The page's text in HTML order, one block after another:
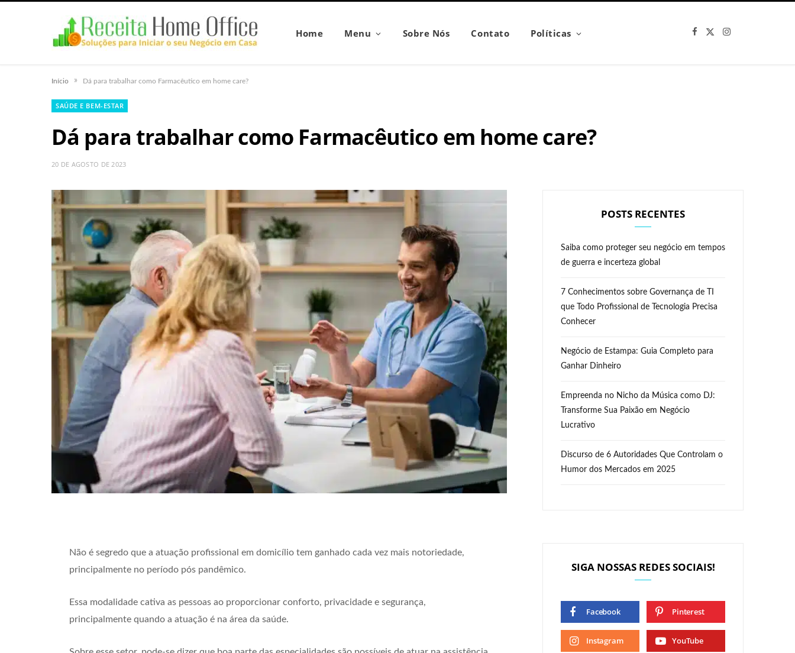
Home Menu Sobre Nós Contato Políticas
b
i
I
a
Início » Dá para trabalhar como Farmacêutico em home care?
SAÚDE E BEM-ESTAR
Dá para trabalhar como Farmacêutico em home care?
20 DE AGOSTO DE 2023
Não é segredo que a atuação profissional em domicílio tem ganhado cada vez mais notoriedade,
principalmente no período pós pandêmico.
Essa modalidade cativa as pessoas ao proporcionar conforto, privacidade e segurança,
principalmente quando a atuação é na área da saúde.
POSTS RECENTES
Saiba como proteger seu negócio em tempos
de guerra e incerteza global
7 Conhecimentos sobre Governança de TI
que Todo Profissional de Tecnologia Precisa
Conhecer
Negócio de Estampa: Guia Completo para
Ganhar Dinheiro
Empreenda no Nicho da Música como DJ:
Transforme Sua Paixão em Negócio
Lucrativo
Discurso de 6 Autoridades Que Controlam o
Humor dos Mercados em 2025
SIGA NOSSAS REDES SOCIAIS!
Facebook Pinterest
Instagram YouTube